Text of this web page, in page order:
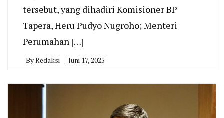
tersebut, yang dihadiri Komisioner BP
Tapera, Heru Pudyo Nugroho; Menteri
Perumahan […]
ByRedaksi Juni 17, 2025